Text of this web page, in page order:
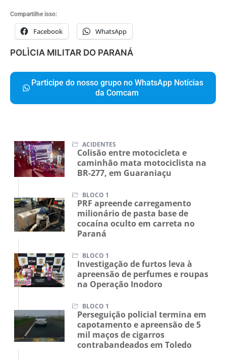
Compartilhe isso:
Facebook WhatsApp
POLÌCIA MILITAR DO PARANÁ
Participe do nosso grupo no WhatsApp Notícias
da Comcam
ACIDENTES
Colisão entre motocicleta e
caminhão mata motociclista na
BR-277, em Guaraniaçu
BLOCO 1
PRF apreende carregamento
milionário de pasta base de
cocaína oculto em carreta no
Paraná
BLOCO 1
Investigação de furtos leva à
apreensão de perfumes e roupas
na Operação Inodoro
BLOCO 1
Perseguição policial termina em
capotamento e apreensão de 5
mil maços de cigarros
contrabandeados em Toledo